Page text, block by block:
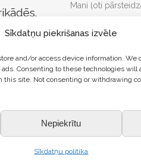
Sīkdatņu piekrišanas izvēle
and/or access device information. We
Consenting to these technologies will
this site. Not consenting or withdrawing
Nepiekrītu
Sīkdatņu politika
un
Mani ļoti
ieročiem.
vecumu. Un tas ir
nespēja mūs
Es nedomāju, ka
materiāli, kas
brīnās, kā
dziedāt. daži
Ugunskura
Paldies par to, ko